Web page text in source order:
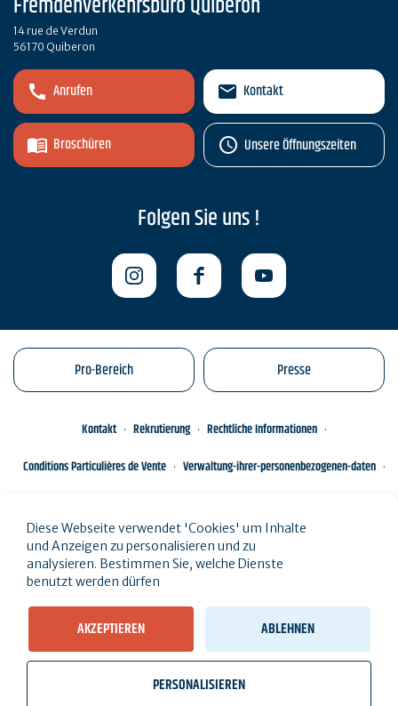
14 rue de Verdun
56170 Quiberon
Anrufen
Broschüren
Kontakt
Unsere Öffnungszeiten
Folgen Sie uns !
Pro-Bereich Presse
Kontakt Rekrutierung
Rechtliche Informationen
Conditions Particulières de Vente
Verwaltung-ihrer-personenbezogenen-daten
Diese Webseite verwendet 'Cookies' um Inhalte
und Anzeigen zu personalisieren und zu
analysieren. Bestimmen Sie, welche Dienste
benutzt werden dürfen
AKZEPTIEREN ABLEHNEN
PERSONALISIEREN